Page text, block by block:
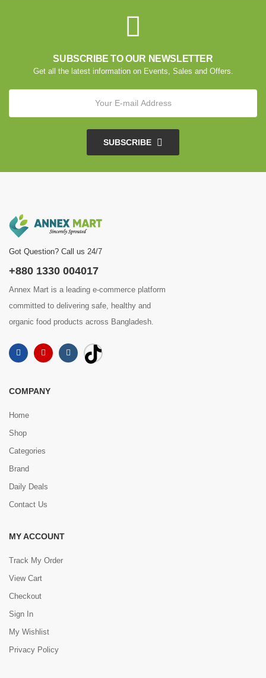
SUBSCRIBE TO OUR NEWSLETTER
Get all the latest information on Events, Sales and Offers.
SUBSCRIBE
Got Question? Call us 24/7
+880 1330 004017
Annex Mart is a leading e-commerce platform
committed to delivering safe, healthy and
organic food products across Bangladesh.
COMPANY
Home
Shop
Categories
Brand
Daily Deals
Contact Us
MY ACCOUNT
Track My Order
View Cart
Checkout
Sign In
My Wishlist
Privacy Policy